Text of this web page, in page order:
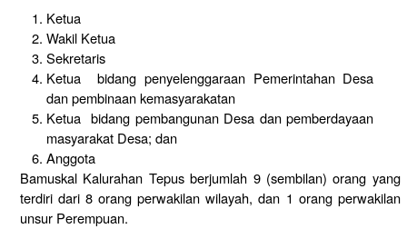
Ketua
Wakil Ketua
Sekretaris
Ketua bidang penyelenggaraan Pemerintahan Desa
dan pembinaan kemasyarakatan
Ketua bidang pembangunan Desa dan pemberdayaan
masyarakat Desa; dan
Anggota
Bamuskal Kalurahan Tepus berjumlah 9 (sembilan) orang yang
terdiri dari 8 orang perwakilan wilayah, dan 1 orang perwakilan
unsur Perempuan.